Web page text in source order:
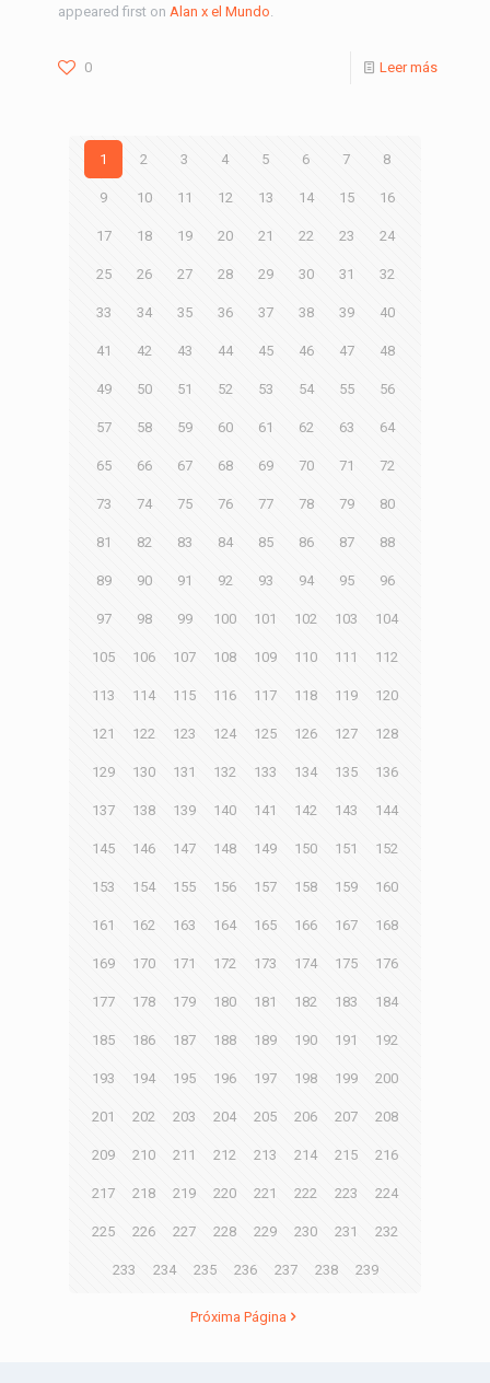
appeared first on Alan x el Mundo
0 Leer más
1 2 3 4 5 6 7 8
9 10 11 12 13 14 15 16
17 18 19 20 21 22 23 24
25 26 27 28 29 30 31 32
33 34 35 36 37 38 39 40
41 42 43 44 45 46 47 48
49 50 51 52 53 54 55 56
57 58 59 60 61 62 63 64
65 66 67 68 69 70 71 72
73 74 75 76 77 78 79 80
81 82 83 84 85 86 87 88
89 90 91 92 93 94 95 96
97 98 99 100 101 102 103 104
105 106 107 108 109 110 111 112
113 114 115 116 117 118 119 120
121 122 123 124 125 126 127 128
129 130 131 132 133 134 135 136
137 138 139 140 141 142 143 144
145 146 147 148 149 150 151 152
153 154 155 156 157 158 159 160
161 162 163 164 165 166 167 168
169 170 171 172 173 174 175 176
177 178 179 180 181 182 183 184
185 186 187 188 189 190 191 192
193 194 195 196 197 198 199 200
201 202 203 204 205 206 207 208
209 210 211 212 213 214 215 216
217 218 219 220 221 222 223 224
225 226 227 228 229 230 231 232
233 234 235 236 237 238 239
Próxima Página